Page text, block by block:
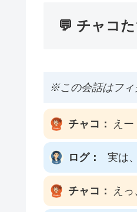
💬 チャコ
※この会話はフィ
チャコ： え
ログ： 実は
チャコ： え